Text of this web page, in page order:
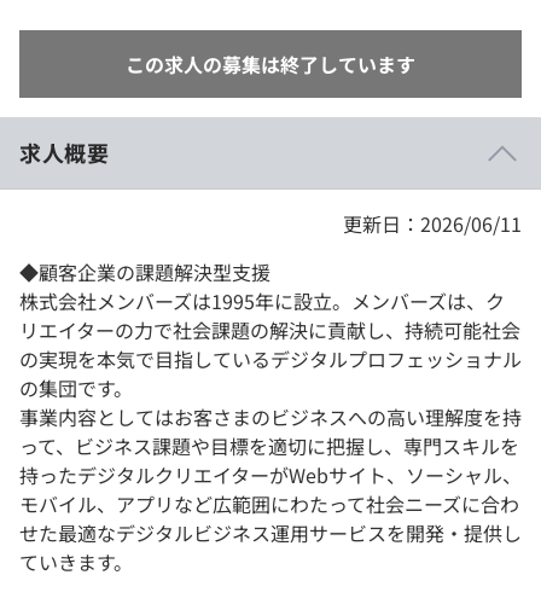
この求人の募集は終了しています
求人概要
更新日：2026/06/11
◆顧客企業の課題解決型支援
株式会社メンバーズは1995年に設立。メンバーズは、ク
リエイターの力で社会課題の解決に貢献し、持続可能社会
の実現を本気で目指しているデジタルプロフェッショナル
の集団です。
事業内容としてはお客さまのビジネスへの高い理解度を持
って、ビジネス課題や目標を適切に把握し、専門スキルを
持ったデジタルクリエイターがWebサイト、ソーシャル、
モバイル、アプリなど広範囲にわたって社会ニーズに合わ
せた最適なデジタルビジネス運用サービスを開発・提供し
ていきます。